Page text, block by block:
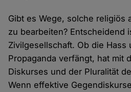
Gibt es Wege, solche religiös
zu bearbeiten? Entscheidend
Zivilgesellschaft. Ob die Hass
Propaganda verfängt, hat mit
Diskurses und der Pluralität
Wenn effektive